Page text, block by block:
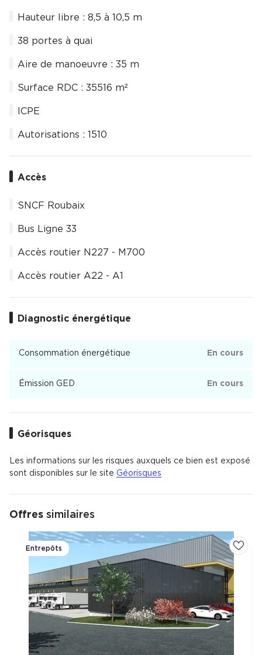
Hauteur libre : 8,5 à 10,5 m
38 portes à quai
Aire de manoeuvre : 35 m
Surface RDC : 35516 m²
ICPE
Autorisations : 1510
Accès
SNCF Roubaix
Bus Ligne 33
Accès routier N227 - M700
Accès routier A22 - A1
Diagnostic énergétique
Consommation énergétique En cours
Émission GED En cours
Géorisques
Les informations sur les risques auxquels ce bien est exposé
sont disponibles sur le site Géorisques
Offres similaires
Entrepôts